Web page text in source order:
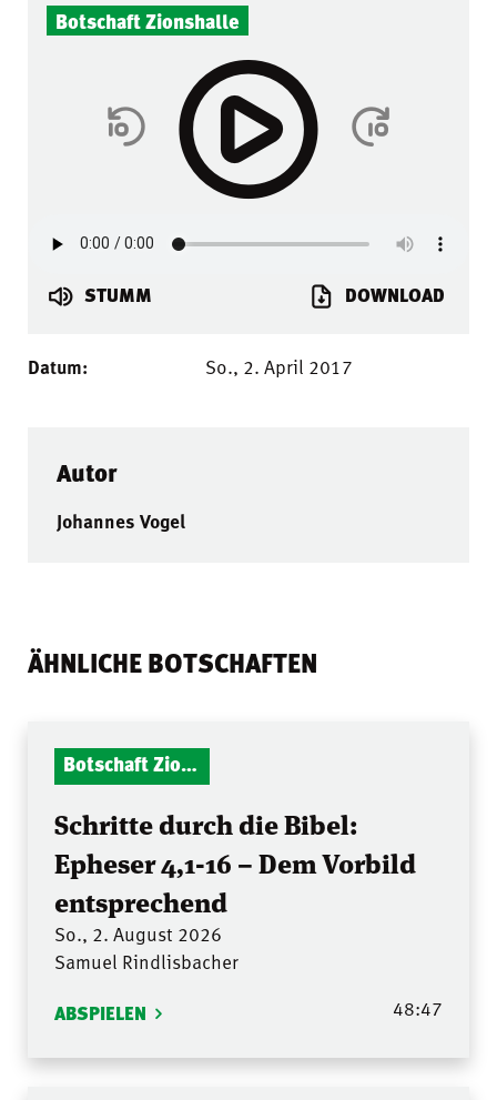
Botschaft Zionshalle
STUMM DOWNLOAD
Datum: So., 2. April 2017
Autor
Johannes Vogel
ÄHNLICHE BOTSCHAFTEN
Botschaft Zionshalle
Schritte durch die Bibel:
Epheser 4,1-16 – Dem Vorbild
entsprechend
So., 2. August 2026
Samuel Rindlisbacher
ABSPIELEN 48:47